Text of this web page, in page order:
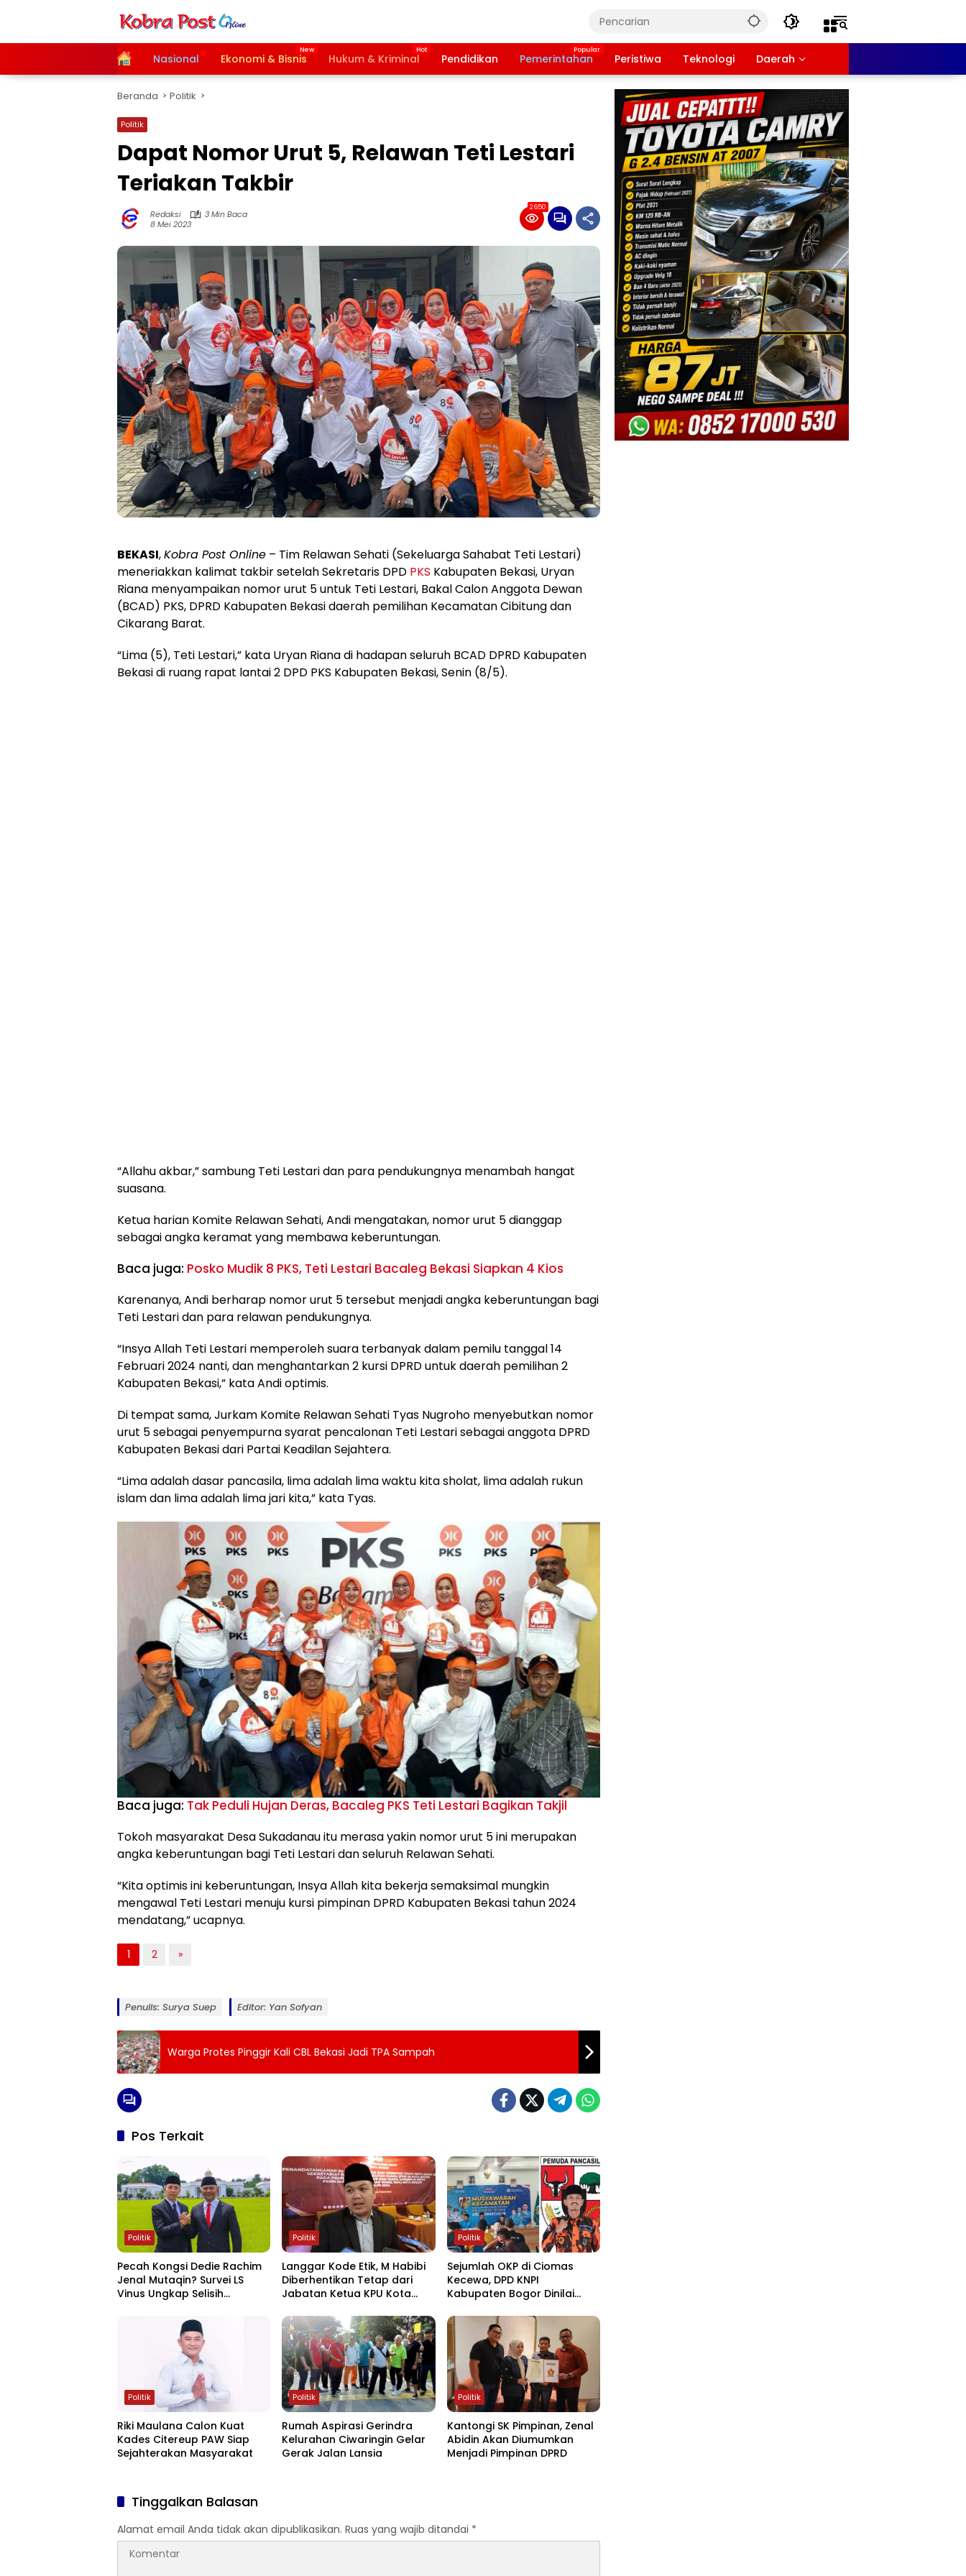
HomeNasional Ekonomi & Bisnis Hukum & Kriminal Pendidikan Pemerintahan Peristiwa Teknologi Daerah
Beranda Politik
Politik
Dapat Nomor Urut 5, Relawan Teti Lestari
Teriakan Takbir
Redaksi
3 Min Baca
8 Mei 2023
2650
BEKASI,Kobra Post Online – Tim Relawan Sehati (Sekeluarga Sahabat Teti Lestari)
meneriakkan kalimat takbir setelah Sekretaris DPD PKS Kabupaten Bekasi, Uryan
Riana menyampaikan nomor urut 5 untuk Teti Lestari, Bakal Calon Anggota Dewan
(BCAD) PKS, DPRD Kabupaten Bekasi daerah pemilihan Kecamatan Cibitung dan
Cikarang Barat.
“Lima (5), Teti Lestari,” kata Uryan Riana di hadapan seluruh BCAD DPRD Kabupaten
Bekasi di ruang rapat lantai 2 DPD PKS Kabupaten Bekasi, Senin (8/5).
“Allahu akbar,” sambung Teti Lestari dan para pendukungnya menambah hangat
suasana.
Ketua harian Komite Relawan Sehati, Andi mengatakan, nomor urut 5 dianggap
sebagai angka keramat yang membawa keberuntungan.
Baca juga: Posko Mudik 8 PKS, Teti Lestari Bacaleg Bekasi Siapkan 4 Kios
Karenanya, Andi berharap nomor urut 5 tersebut menjadi angka keberuntungan bagi
Teti Lestari dan para relawan pendukungnya.
“Insya Allah Teti Lestari memperoleh suara terbanyak dalam pemilu tanggal 14
Februari 2024 nanti, dan menghantarkan 2 kursi DPRD untuk daerah pemilihan 2
Kabupaten Bekasi,” kata Andi optimis.
Di tempat sama, Jurkam Komite Relawan Sehati Tyas Nugroho menyebutkan nomor
urut 5 sebagai penyempurna syarat pencalonan Teti Lestari sebagai anggota DPRD
Kabupaten Bekasi dari Partai Keadilan Sejahtera.
“Lima adalah dasar pancasila, lima adalah lima waktu kita sholat, lima adalah rukun
islam dan lima adalah lima jari kita,” kata Tyas.
Baca juga: Tak Peduli Hujan Deras, Bacaleg PKS Teti Lestari Bagikan Takjil
Tokoh masyarakat Desa Sukadanau itu merasa yakin nomor urut 5 ini merupakan
angka keberuntungan bagi Teti Lestari dan seluruh Relawan Sehati.
“Kita optimis ini keberuntungan, Insya Allah kita bekerja semaksimal mungkin
mengawal Teti Lestari menuju kursi pimpinan DPRD Kabupaten Bekasi tahun 2024
mendatang,” ucapnya.
1 2 »
Penulis: Surya Suep Editor: Yan Sofyan
Warga Protes Pinggir Kali CBL Bekasi Jadi TPA Sampah
Pos Terkait
Politik
Pecah Kongsi Dedie Rachim
Jenal Mutaqin? Survei LS
Vinus Ungkap Selisih
Politik
Langgar Kode Etik, M Habibi
Diberhentikan Tetap dari
Jabatan Ketua KPU Kota
Politik
Sejumlah OKP di Ciomas
Kecewa, DPD KNPI
Kabupaten Bogor Dinilai
Intervensi Muscam
Politik
Riki Maulana Calon Kuat
Kades Citereup PAW Siap
Sejahterakan Masyarakat
Politik
Rumah Aspirasi Gerindra
Kelurahan Ciwaringin Gelar
Gerak Jalan Lansia
Politik
Kantongi SK Pimpinan, Zenal
Abidin Akan Diumumkan
Menjadi Pimpinan DPRD
Tinggalkan Balasan
Alamat email Anda tidak akan dipublikasikan. Ruas yang wajib ditandai *